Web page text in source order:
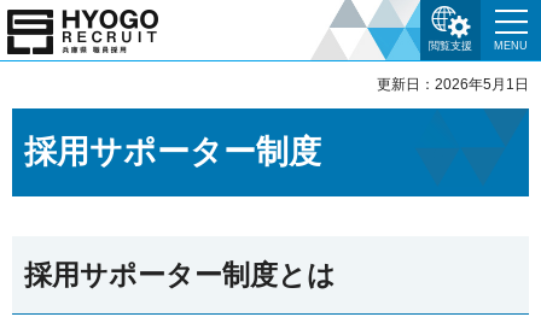
閲覧支援 MENU
更新日：2026年5月1日
採用サポーター制度
採用サポーター制度とは